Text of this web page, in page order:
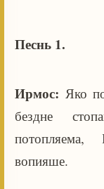
Песнь 1.
Ирмос: Яко
бездне
вопияше.